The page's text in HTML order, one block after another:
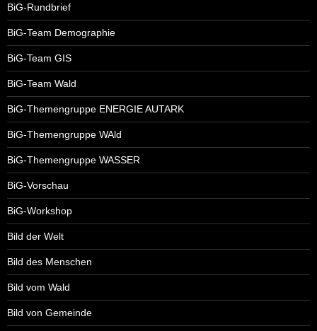
BiG-Rundbrief
BiG-Team Demographie
BiG-Team GIS
BiG-Team Wald
BiG-Themengruppe ENERGIE AUTARK
BiG-Themengruppe WAld
BiG-Themengruppe WASSER
BiG-Vorschau
BiG-Workshop
Bild der Welt
Bild des Menschen
Bild vom Wald
Bild von Gemeinde